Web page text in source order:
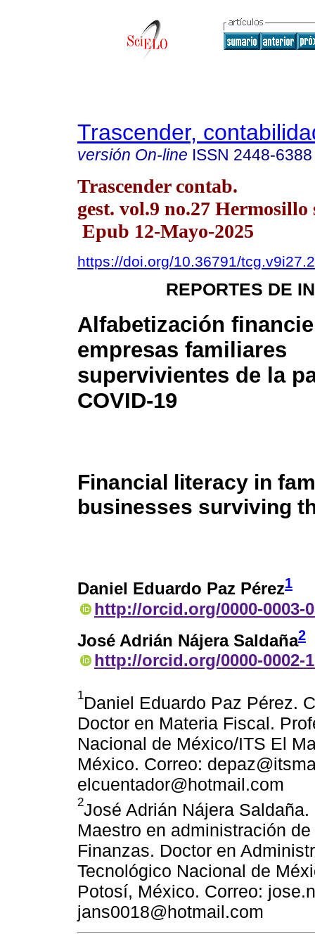
Trascender,
versión On-line ISSN 2448-6388
Trascender contab.
gest. vol.9 no.27 Hermosillo
Epub 12-Mayo-2025
https://doi.org/10.36791/
REPORTES DE
Alfabetización
empresas familiares
supervivientes de la
COVID-19
Financial literacy in
businesses surviving
Daniel Eduardo Paz Pérez1
http://orcid.org/0000-0003-
José Adrián Nájera Saldaña2
http://orcid.org/0000-0002-
1Daniel Eduardo Paz Pérez.
Doctor en Materia Fiscal.
Nacional de México/ITS El
México. Correo:
elcuentador@hotmail.com
2José Adrián Nájera
Maestro en administración
Finanzas. Doctor en
Tecnológico Nacional de
Potosí, México. Correo:
jans0018@hotmail.com